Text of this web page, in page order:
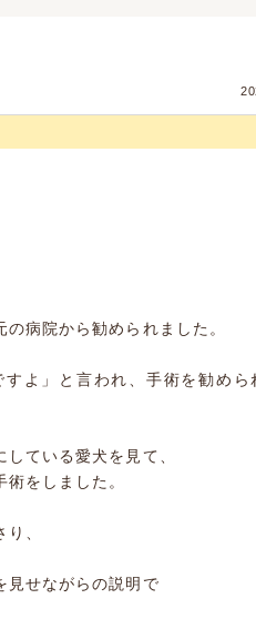
病院から勧められました。
よ」と言われ、手術を勧めら
ている愛犬を見て、
をしました。
、
見せながらの説明で